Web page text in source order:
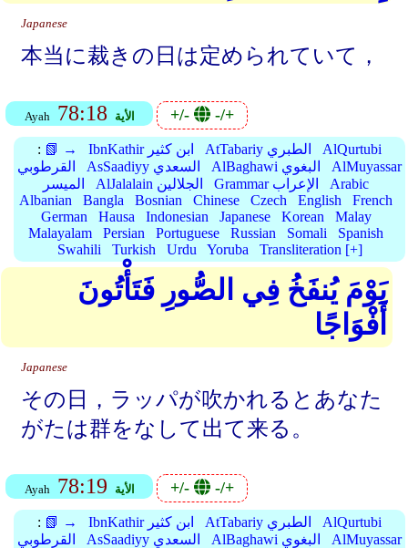
Japanese
本当に裁きの日は定められていて，
Ayah 78:18 الأية +/- -/+
: 📗 → IbnKathir ابن كثير AtTabariy الطبري
AlQurtubi
القرطوبي
AsSaadiyy السعدي AlBaghawi البغوي
AlMuyassar
الميسر
AlJalalain الجلالين Grammar الإعراب
Arabic
Albanian
Bangla Bosnian Chinese Czech English
French
German
Hausa Indonesian Japanese Korean
Malay
Malayalam
Persian Portuguese Russian Somali
Spanish
Swahili
Turkish Urdu Yoruba Transliteration [+]
يَوْمَ يُنفَخُ فِي الصُّورِ فَتَأْتُونَ
أَفْوَاجًا
Japanese
その日，ラッパが吹かれるとあなた
がたは群をなして出て来る。
Ayah 78:19 الأية +/- -/+
: 📗 → IbnKathir ابن كثير AtTabariy الطبري
AlQurtubi
القرطوبي
AsSaadiyy السعدي AlBaghawi البغوي
AlMuyassar